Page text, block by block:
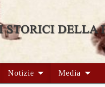
Notizie Media